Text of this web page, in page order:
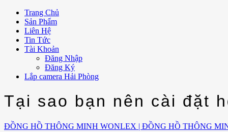
Trang Chủ
Sản Phẩm
Liên Hệ
Tin Tức
Tài Khoản
Đăng Nhập
Đăng Ký
Lắp camera Hải Phòng
Tại sao bạn nên cài đặt
ĐỒNG HỒ THÔNG MINH WONLEX | ĐỒNG HỒ THÔNG